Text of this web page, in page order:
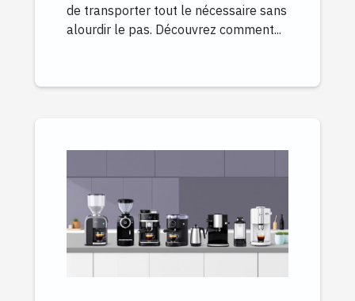
de transporter tout le nécessaire sans
alourdir le pas. Découvrez comment...